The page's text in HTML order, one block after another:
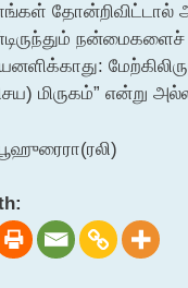
மிருகம்” என்று